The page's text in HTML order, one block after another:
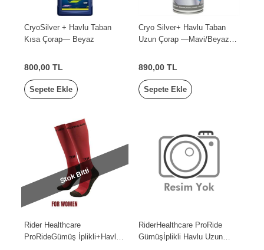
CryoSilver + Havlu Taban
Kısa Çorap— Beyaz
800,00 TL
Sepete Ekle
Cryo Silver+ Havlu Taban
Uzun Çorap —Mavi/Beyaz
890,00 TL
Sepete Ekle
Stok Bitti
Rider Healthcare
ProRideGümüş İplikli+Havlu
RiderHealthcare ProRide
Gümüşİplikli Havlu Uzun